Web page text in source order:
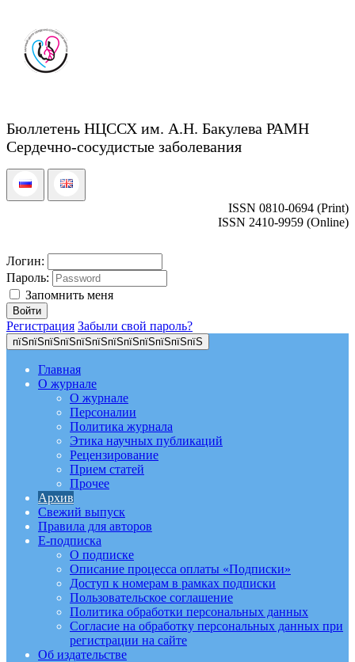
Бюллетень НЦССХ им. А.Н. Бакулева РАМН
Сердечно-сосудистые заболевания
ISSN 0810-0694 (Print)
ISSN 2410-9959 (Online)
Логин:
Пароль:
Запомнить меня
Регистрация Забыли свой пароль?
пїЅпїЅпїЅпїЅпїЅпїЅпїЅпїЅпїЅпїЅпїЅпїЅ
Главная
О журнале
О журнале
Персоналии
Политика журнала
Этика научных публикаций
Рецензирование
Прием статей
Прочее
Архив
Свежий выпуск
Правила для авторов
E-подписка
О подписке
Описание процесса оплаты «Подписки»
Доступ к номерам в рамках подписки
Пользовательское соглашение
Политика обработки персональных данных
Согласие на обработку персональных данных при
регистрации на сайте
Об издательстве